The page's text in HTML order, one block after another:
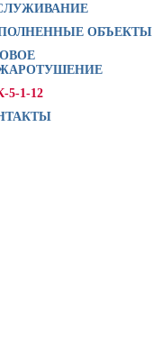
ОБЪЕКТЫ
5-1-12